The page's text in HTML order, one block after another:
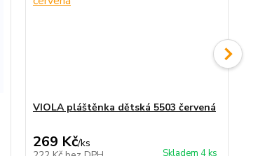
VIOLA pláštěnka dětská 5503 červená
269 Kč/ks
Skladem 4 ks